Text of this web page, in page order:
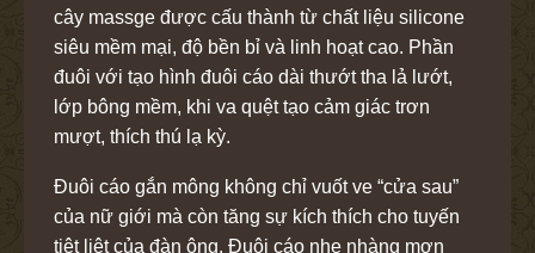
cây massge được cấu thành từ chất liệu silicone
siêu mềm mại, độ bền bỉ và linh hoạt cao. Phần
đuôi với tạo hình đuôi cáo dài thướt tha lả lướt,
lớp bông mềm, khi va quệt tạo cảm giác trơn
mượt, thích thú lạ kỳ.
Đuôi cáo gắn mông không chỉ vuốt ve “cửa sau”
của nữ giới mà còn tăng sự kích thích cho tuyến
tiệt liệt của đàn ông. Đuôi cáo nhẹ nhàng mơn